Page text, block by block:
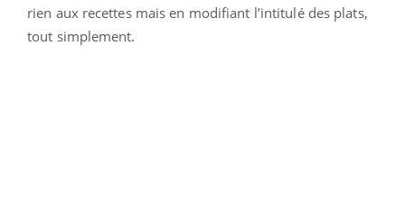
rien aux recettes mais en modifiant l’intitulé des plats,
tout simplement.